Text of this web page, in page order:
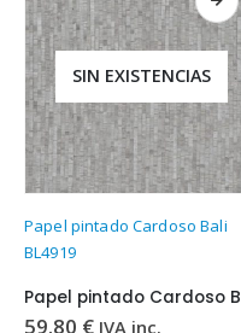
SIN EXISTENCIAS
Papel pintado Cardoso Bali
BL4919
59.80 € IVA inc.